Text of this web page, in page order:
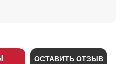
ОСТАВИТЬ ОТЗЫВ